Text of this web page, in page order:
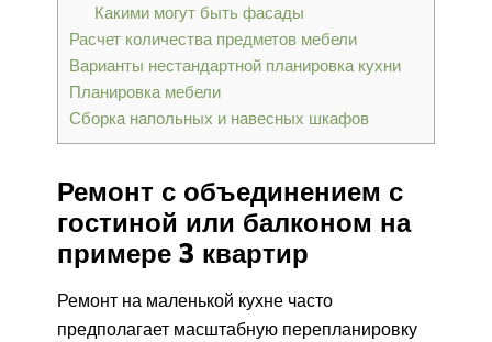
Какими могут быть фасады
Расчет количества предметов мебели
Варианты нестандартной планировка кухни
Планировка мебели
Сборка напольных и навесных шкафов
Ремонт с объединением с
гостиной или балконом на
примере 3 квартир
Ремонт на маленькой кухне часто
предполагает масштабную перепланировку